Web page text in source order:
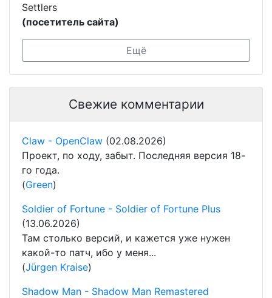
Settlers
(посетитель сайта)
Ещё
Свежие комментарии
Claw - OpenClaw (02.08.2026)
Проект, по ходу, забыт. Последняя версия 18-
го года.
(Green)
Soldier of Fortune - Soldier of Fortune Plus
(13.06.2026)
Там столько версий, и кажется уже нужен
какой-то патч, ибо у меня...
(Jürgen Kraise)
Shadow Man - Shadow Man Remastered